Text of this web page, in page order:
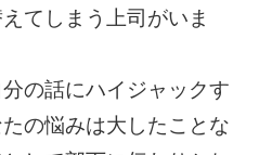
てしまう上司がいま
の話にハイジャックす
の悩みは大したことな